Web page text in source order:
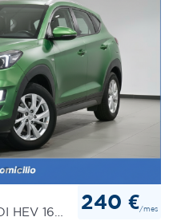
240 €/mes